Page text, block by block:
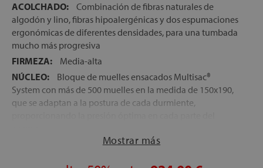
ACOLCHADO:
Combinación de fibras naturales de
algodón y lino, fibras hipoalergénicas y dos espumaciones
ergonómicas de diferentes densidades, para una tumbada
mucho más progresiva
FIRMEZA:
Media-alta
NÚCLEO:
Bloque de muelles ensacados Multisac®
System con más de 500 muelles en la medida de 150x190,
que se adaptan a la postura de cada durmiente,
Tejido a base de bambú, de máximo
Mostrar más